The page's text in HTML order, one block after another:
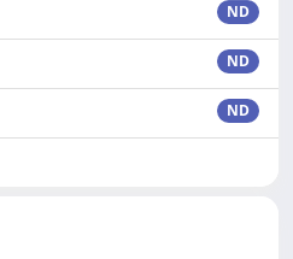
ND
ND
ND